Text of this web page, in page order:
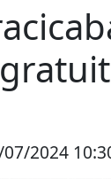
2024